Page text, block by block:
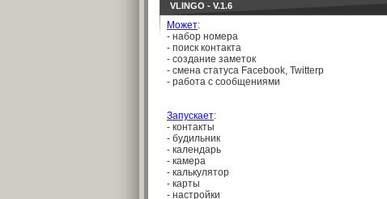
VLINGO - V.1.6
Может:
- набор номера
- поиск контакта
- создание заметок
- смена статуса Facebook, Twitterр
- работа с сообщениями
Запускает:
- контакты
- будильник
- календарь
- камера
- калькулятор
- карты
- настройки